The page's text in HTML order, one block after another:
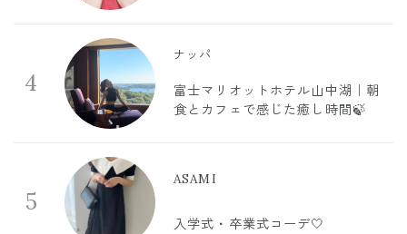
4
ナッパ
富士マリオットホテル山中湖｜朝
食とカフェで感じた癒し時間🍃
5
ASAMI
入学式・卒業式コーデ🤍